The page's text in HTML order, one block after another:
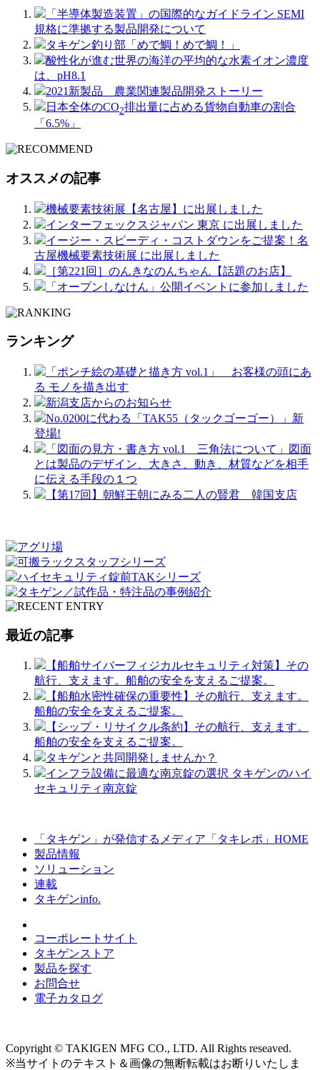
「半導体製造装置」の国際的なガイドライン SEMI
規格に準拠する製品開発について
タキゲン釣り部「めで鯛！めで鯛！」
酸性化が進む世界の海洋の平均的な水素イオン濃度
は、pH8.1
2021新製品 農業関連製品開発ストーリー
日本全体のCO2排出量に占める貨物自動車の割合
「6.5%」
オススメの記事
機械要素技術展【名古屋】に出展しました
インターフェックスジャパン 東京 に出展しました
イージー・スピーディ・コストダウンをご提案！名
古屋機械要素技術展 に出展しました
［第221回］のんきなのんちゃん【話題のお店】
「オープンしなけん」公開イベントに参加しました
ランキング
「ポンチ絵の基礎と描き方 vol.1」 お客様の頭にあ
る モノを描き出す
新潟支店からのお知らせ
No.0200に代わる「TAK55（タックゴーゴー）」新
登場!
「図面の見方・書き方 vol.1 三角法について」図面
とは製品のデザイン、大きさ、動き、材質などを相手
に伝える手段の１つ
【第17回】朝鮮王朝にみる二人の賢君 韓国支店
最近の記事
【船舶サイバーフィジカルセキュリティ対策】その
航行、支えます。船舶の安全を支えるご提案。
【船舶水密性確保の重要性】その航行、支えます。
船舶の安全を支えるご提案。
【シップ・リサイクル条約】その航行、支えます。
船舶の安全を支えるご提案。
タキゲンと共同開発しませんか？
インフラ設備に最適な南京錠の選択 タキゲンのハイ
セキュリティ南京錠
「タキゲン」が発信するメディア「タキレポ」HOME
製品情報
ソリューション
連載
タキゲンinfo.
コーポレートサイト
タキゲンストア
製品を探す
お問合せ
電子カタログ
Copyright © TAKIGEN MFG CO., LTD. All Rights reseaved.
※当サイトのテキスト＆画像の無断転載はお断りいたしま